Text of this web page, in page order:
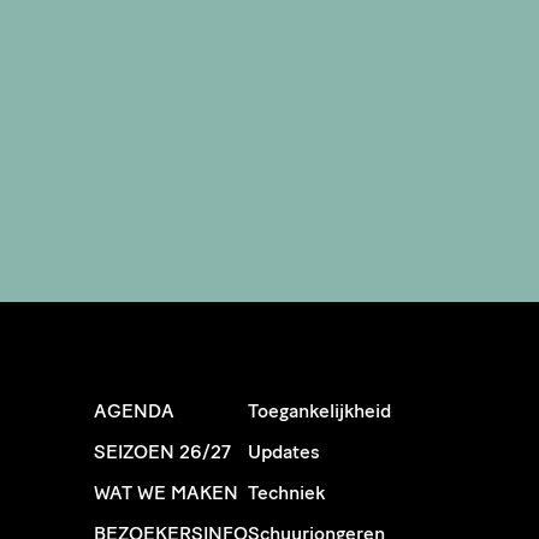
AGENDA
SEIZOEN 26/27
WAT WE MAKEN
BEZOEKERSINFO
Toegankelijkheid
Updates
Techniek
Schuurjongeren